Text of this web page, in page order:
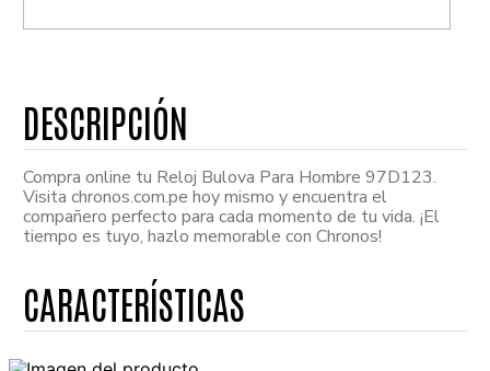
Compra online tu Reloj Bulova Para Hombre 97D123.
Visita chronos.com.pe hoy mismo y encuentra el
compañero perfecto para cada momento de tu vida. ¡El
tiempo es tuyo, hazlo memorable con Chronos!